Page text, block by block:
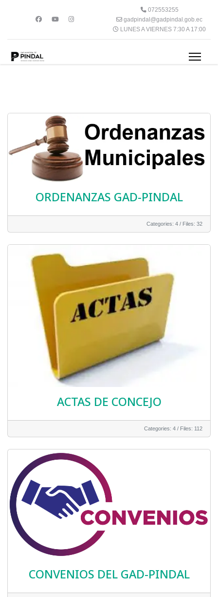
072553255
gadpindal@gadpindal.gob.ec
LUNES A VIERNES 7:30 A 17:00
ORDENANZAS GAD-PINDAL
Categories: 4 / Files: 32
ACTAS DE CONCEJO
Categories: 4 / Files: 112
CONVENIOS DEL GAD-PINDAL